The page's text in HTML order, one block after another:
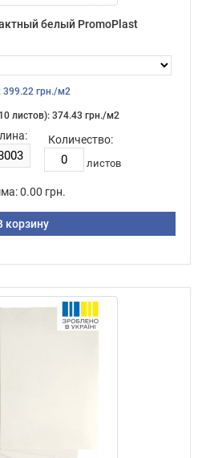
белый PromoPlast
399.22 грн./м2
листов): 374.43 грн./м2
Количество:
листов
0.00 грн.
корзину